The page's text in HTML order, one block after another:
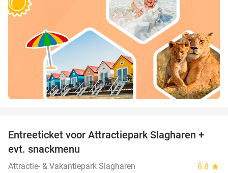
41%
Entreeticket voor Attractiepark Slagharen +
evt. snackmenu
Attractie- & Vakantiepark Slagharen 8.8 star